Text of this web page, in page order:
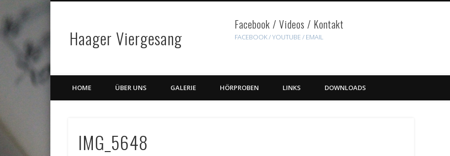
Haager Viergesang
Facebook / Videos / Kontakt
FACEBOOK /YOUTUBE / EMAIL
HOME ÜBER UNS GALERIE HÖRPROBEN LINKS DOWNLOADS
IMG_5648